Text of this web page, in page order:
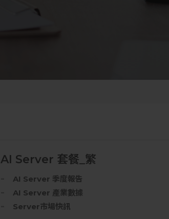
AI Server 套餐_繁
AI Server 季度報告
AI Server 產業數據
Server市場快訊